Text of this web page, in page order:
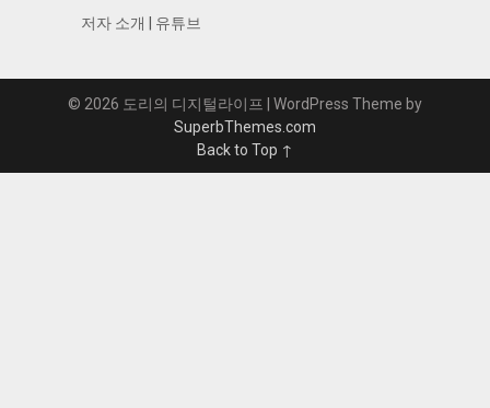
저자 소개 유튜브
© 2026 도리의 디지털라이프
| WordPress Theme by
SuperbThemes.com
Back to Top ↑